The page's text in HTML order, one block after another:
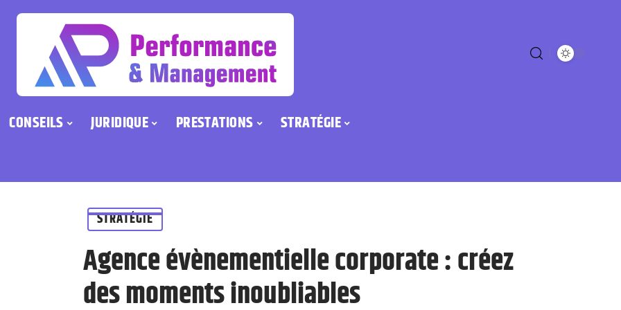
CONSEILS JURIDIQUE PRESTATIONS STRATÉGIE
STRATÉGIE
Agence évènementielle corporate : créez
des moments inoubliables